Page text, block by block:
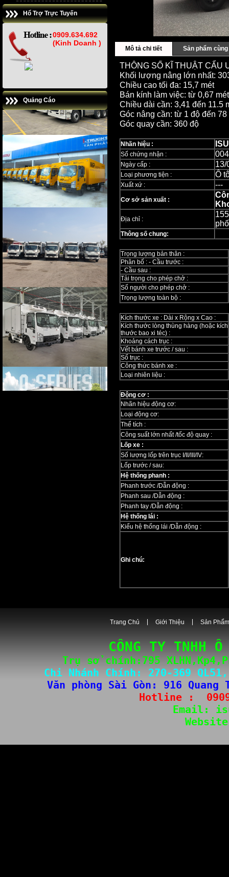
Hổ Trợ Trực Tuyến
0909.634.692
(Kinh Doanh )
Quảng Cáo
Mô tả chi tiết Sản phẩm
THÔNG SỐ KĨ THUẬT CẨU
Khối lượng nâng lớn nhất:
Chiều cao tối đa: 15,7 mét
Bán kính làm việc: từ 0,67
Chiều dài cần: 3,41 đến 11.5
Góc nâng cần: từ 1 độ đến 78
Góc quay cần: 360 độ
Nhãn hiệu :
Số chứng nhận :
Ngày cấp : 13/
Loại phương tiện : Ô
Xuất xứ : ---
Cơ sở sản xuất :
Địa chỉ :
Thông số chung:
Trọng lượng bản thân :
Phân bố : - Cầu trước :
- Cầu sau :
Tải trọng cho phép chở :
Số người cho phép chở :
Trọng lượng toàn bộ :
Kích thước xe : Dài x Rộng x Cao :
Kích thước lòng thùng hàng (hoặc kích
thước bao xi téc) :
Khoảng cách trục :
Vết bánh xe trước / sau :
Số trục :
Công thức bánh xe :
Loại nhiên liệu :
Động cơ :
Nhãn hiệu động cơ:
Loại động cơ:
Thể tích :
Công suất lớn nhất /tốc độ quay :
Lốp xe :
Số lượng lốp trên trục I/II/III/IV:
Lốp trước / sau:
Hệ thống phanh :
Phanh trước /Dẫn động :
Phanh sau /Dẫn động :
Phanh tay /Dẫn động :
Hệ thống lái :
Kiểu hệ thống lái /Dẫn động :
Ghi chú:
Trang Chủ Giới Thiệu Sản Phẩm
CÔNG TY TNHH
Trụ sở chính:795
Chi Nhánh Chính: 270-369
Văn phòng Sài Gòn : 916 Quang
Hotline :
Email: